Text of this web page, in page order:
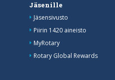
Jäsenille
Jäsensivusto
Piirin 1420 aineisto
MyRotary
Rotary Global Rewards